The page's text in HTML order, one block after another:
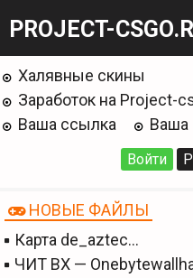
PROJECT-
Халявные скины
Заработок на Project-
Ваша ссылка
Ваша
Войти
НОВЫЕ ФАЙЛЫ
Карта de_aztec…
ЧИТ BX —